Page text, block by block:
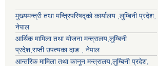
मुख्यमन्त्री तथा मन्त्रिपरिषद्को कार्यालय ,लुम्बिनी प्रदेश,
नेपाल
आर्थिक मामिला तथा योजना मन्त्रालय, लुम्बिनी
प्रदेश ,राप्ती उपत्यका दाङ , नेपाल
आन्तरिक मामिला तथा कानून मन्त्रालय, लुम्बिनी प्रदेश